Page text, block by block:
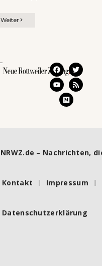
Weiter
NRWZ.de – Nachrichten,
Kontakt Impressum
Datenschutzerklärung